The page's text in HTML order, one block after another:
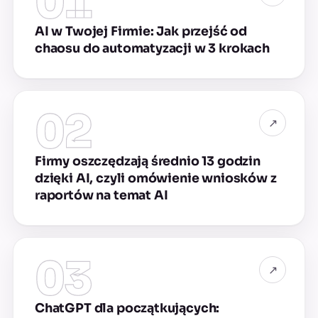
AI w Twojej Firmie: Jak przejść od
chaosu do automatyzacji w 3 krokach
02 ↗
Firmy oszczędzają średnio 13 godzin
dzięki AI, czyli omówienie wniosków z
raportów na temat AI
03 ↗
ChatGPT dla początkujących: